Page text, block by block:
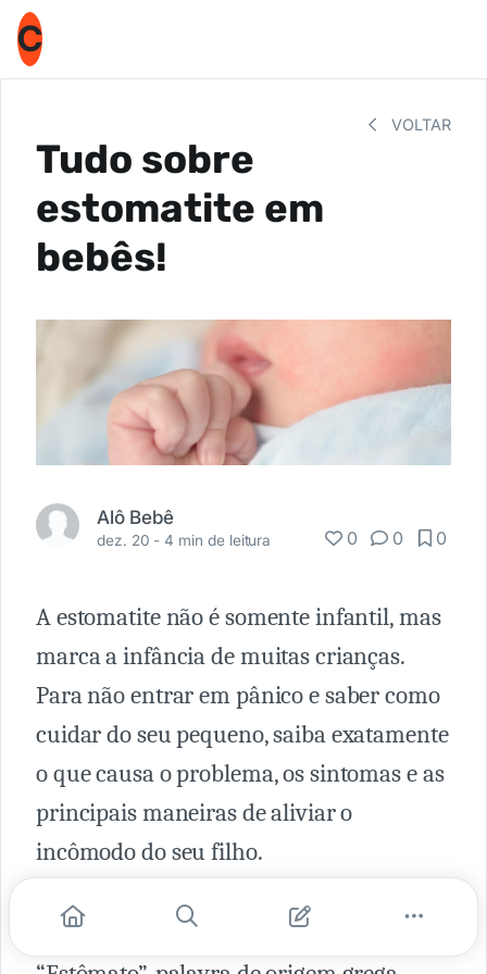
C
VOLTAR
Tudo sobre
estomatite em
bebês!
Alô Bebê
dez. 20 -4 min de leitura 0 0 0
A estomatite não é somente infantil, mas
marca a infância de muitas crianças.
Para não entrar em pânico e saber como
cuidar do seu pequeno, saiba exatamente
o que causa o problema, os sintomas e as
principais maneiras de aliviar o
incômodo do seu filho.
O que é estomatite?